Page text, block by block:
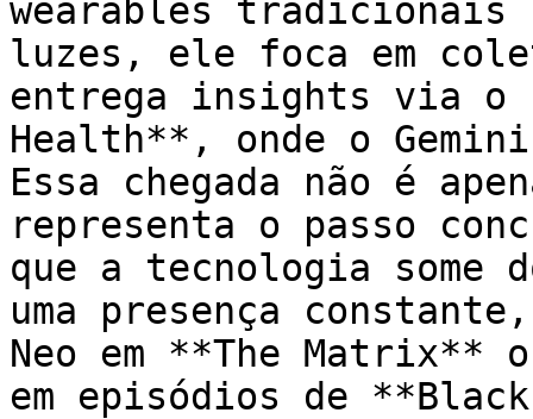
wearables
luzes, ele foca em
entrega insights via o
Health**, onde o
Essa chegada não é
representa o passo
que a tecnologia some
uma presença
Neo em **The Matrix**
em episódios de